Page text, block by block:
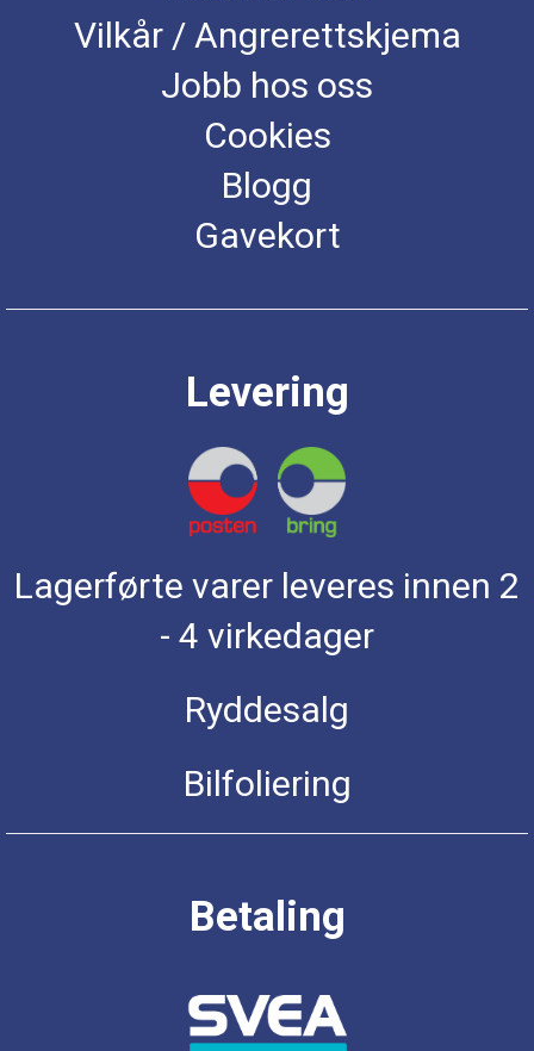
Vilkår / Angrerettskjema
Jobb hos oss
Cookies
Blogg
Gavekort
Levering
Lagerførte varer leveres innen 2
- 4 virkedager
Ryddesalg
Bilfoliering
Betaling